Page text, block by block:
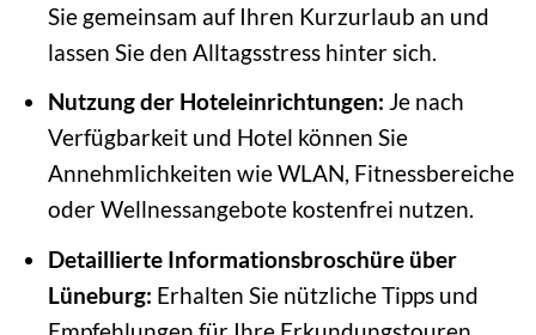
Sie gemeinsam auf Ihren Kurzurlaub an und
lassen Sie den Alltagsstress hinter sich.
Nutzung der Hoteleinrichtungen: Je nach
Verfügbarkeit und Hotel können Sie
Annehmlichkeiten wie WLAN, Fitnessbereiche
oder Wellnessangebote kostenfrei nutzen.
Detaillierte Informationsbroschüre über
Lüneburg: Erhalten Sie nützliche Tipps und